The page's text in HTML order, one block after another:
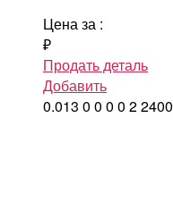
Цена за :
₽
Продать деталь
Добавить
0.013 0 0 0 0 22400